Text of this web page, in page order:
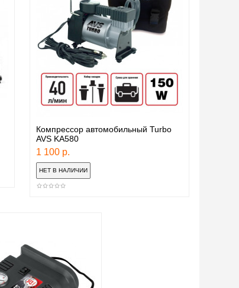
Компрессор автомобильный Turbo
AVS KA580
1 100 р.